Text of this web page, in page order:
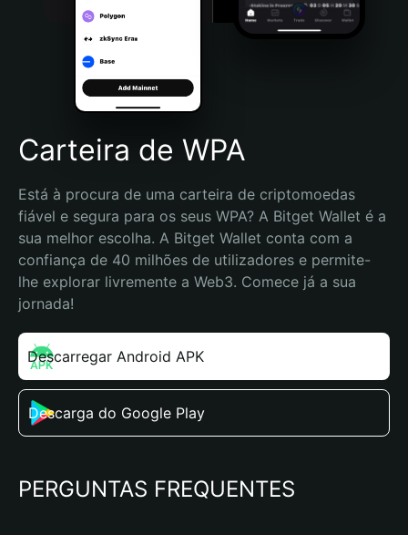
Português (Brasil)
Español (Argentina)
Carteira de WPA
Está à procura de uma carteira de criptomoedas
fiável e segura para os seus WPA? A Bitget Wallet é a
sua melhor escolha. A Bitget Wallet conta com a
confiança de 40 milhões de utilizadores e permite-
lhe explorar livremente a Web3. Comece já a sua
jornada!
Descarregar Android APK
Descarga do Google Play
PERGUNTAS FREQUENTES